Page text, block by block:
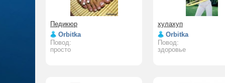
Педикюр
Orbitka
Повод:
просто
хулахуп
Orbitka
Повод:
здоровье